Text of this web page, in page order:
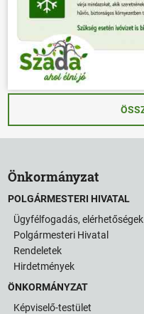
Önkormányzat
POLGÁRMESTERI HIVATAL
Ügyfélfogadás, elérhetőségek
Polgármesteri Hivatal
Rendeletek
Hirdetmények
ÖNKORMÁNYZAT
Képviselő-testület